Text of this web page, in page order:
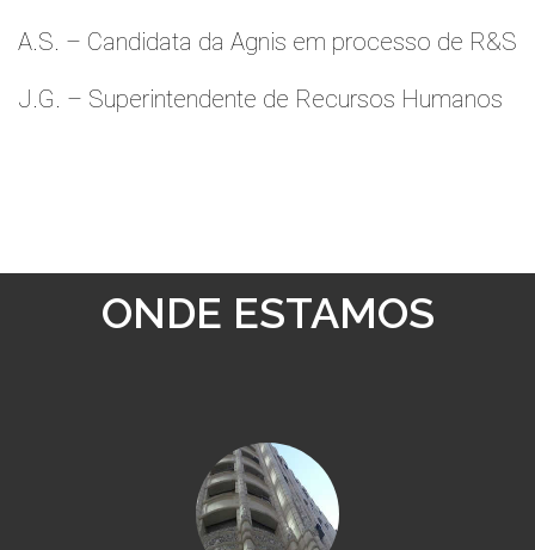
A.S. – Candidata da Agnis em processo de R&S
J.G. – Superintendente de Recursos Humanos
ONDE ESTAMOS